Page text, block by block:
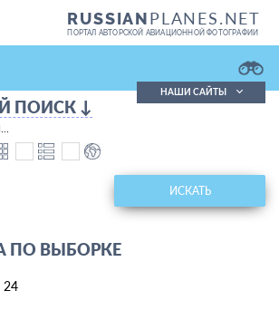
RUSSIANPLANES.NET
ПОРТАЛ АВТОРСКОЙ АВИАЦИОННОЙ ФОТОГРАФИИ
Поиск в реестре
Кратко
Подробно
НАШИ САЙТЫ
ПОИСК ↓
ИСКАТЬ
ПО ВЫБОРКЕ
24